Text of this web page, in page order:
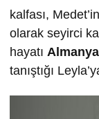
kalfası, Medet’in
olarak seyirci
hayatı Almanya
tanıştığı